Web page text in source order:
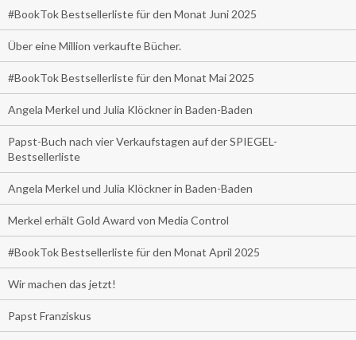
#BookTok Bestsellerliste für den Monat Juni 2025
Über eine Million verkaufte Bücher.
#BookTok Bestsellerliste für den Monat Mai 2025
Angela Merkel und Julia Klöckner in Baden-Baden
Papst-Buch nach vier Verkaufstagen auf der SPIEGEL-
Bestsellerliste
Angela Merkel und Julia Klöckner in Baden-Baden
Merkel erhält Gold Award von Media Control
#BookTok Bestsellerliste für den Monat April 2025
Wir machen das jetzt!
Papst Franziskus